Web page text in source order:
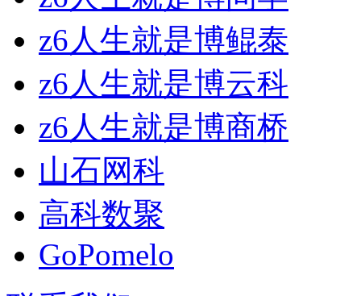
z6人生就是博鲲泰
z6人生就是博云科
z6人生就是博商桥
山石网科
高科数聚
GoPomelo